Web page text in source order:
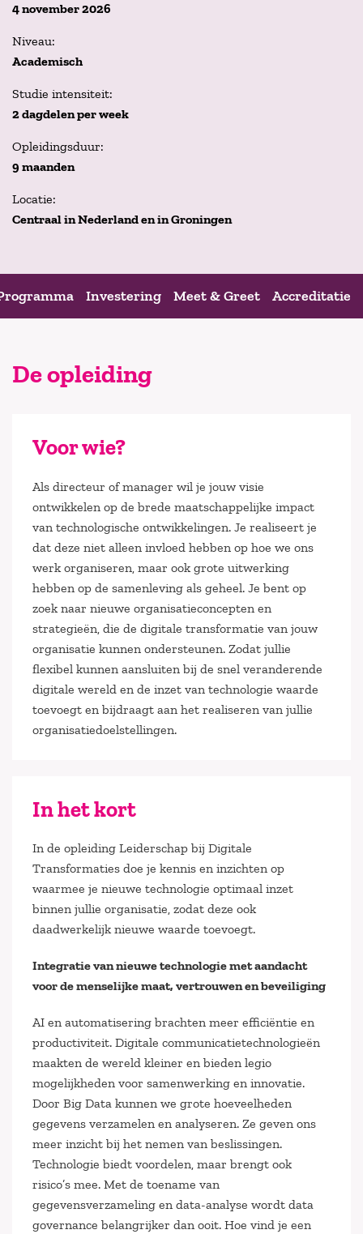
4 november 2026
Niveau:
Academisch
Studie intensiteit:
2 dagdelen per week
Opleidingsduur:
9 maanden
Locatie:
Centraal in Nederland en in Groningen
Investering Meet & Greet Accreditatie
De opleiding
Voor wie?
Als directeur of manager wil je jouw visie
ontwikkelen op de brede maatschappelijke impact
van technologische ontwikkelingen. Je realiseert je
dat deze niet alleen invloed hebben op hoe we ons
werk organiseren, maar ook grote uitwerking
hebben op de samenleving als geheel. Je bent op
zoek naar nieuwe organisatieconcepten en
strategieën, die de digitale transformatie van jouw
organisatie kunnen ondersteunen. Zodat jullie
flexibel kunnen aansluiten bij de snel veranderende
digitale wereld en de inzet van technologie waarde
toevoegt en bijdraagt aan het realiseren van jullie
organisatiedoelstellingen.
In het kort
In de opleiding Leiderschap bij Digitale
Transformaties doe je kennis en inzichten op
waarmee je nieuwe technologie optimaal inzet
binnen jullie organisatie, zodat deze ook
daadwerkelijk nieuwe waarde toevoegt.
Integratie van nieuwe technologie met aandacht
voor de menselijke maat, vertrouwen en beveiliging
AI en automatisering brachten meer efficiëntie en
productiviteit. Digitale communicatietechnologieën
maakten de wereld kleiner en bieden legio
mogelijkheden voor samenwerking en innovatie.
Door Big Data kunnen we grote hoeveelheden
gegevens verzamelen en analyseren. Ze geven ons
meer inzicht bij het nemen van beslissingen.
Technologie biedt voordelen, maar brengt ook
risico’s mee. Met de toename van
gegevensverzameling en data-analyse wordt data
governance belangrijker dan ooit. Hoe vind je een